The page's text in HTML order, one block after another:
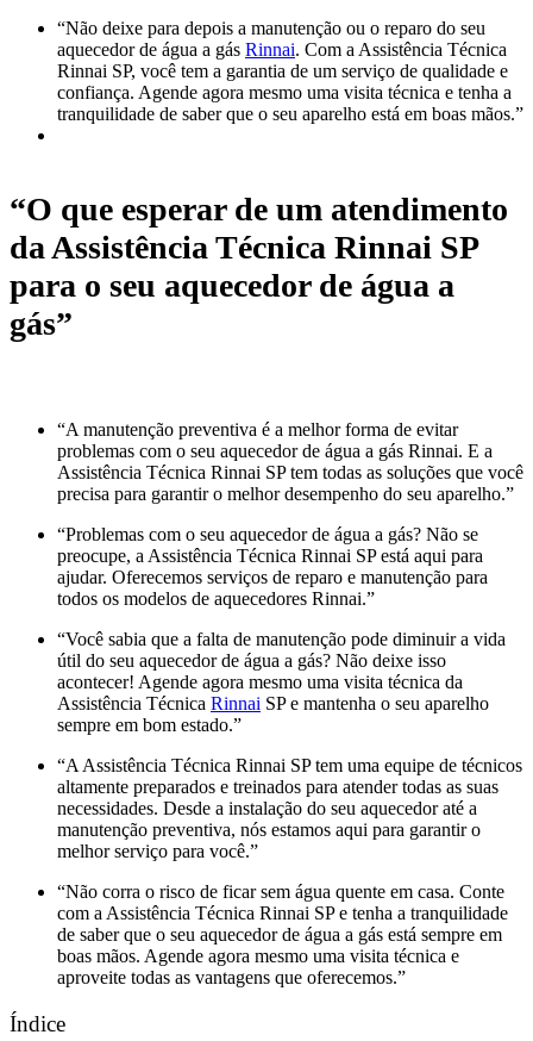
“Não deixe para depois a manutenção ou o reparo do seu
aquecedor de água a gás Rinnai. Com a Assistência Técnica
Rinnai SP, você tem a garantia de um serviço de qualidade e
confiança. Agende agora mesmo uma visita técnica e tenha a
tranquilidade de saber que o seu aparelho está em boas mãos.”
“O que esperar de um atendimento
da Assistência Técnica Rinnai SP
para o seu aquecedor de água a
gás”
“A manutenção preventiva é a melhor forma de evitar
problemas com o seu aquecedor de água a gás Rinnai. E a
Assistência Técnica Rinnai SP tem todas as soluções que você
precisa para garantir o melhor desempenho do seu aparelho.”
“Problemas com o seu aquecedor de água a gás? Não se
preocupe, a Assistência Técnica Rinnai SP está aqui para
ajudar. Oferecemos serviços de reparo e manutenção para
todos os modelos de aquecedores Rinnai.”
“Você sabia que a falta de manutenção pode diminuir a vida
útil do seu aquecedor de água a gás? Não deixe isso
acontecer! Agende agora mesmo uma visita técnica da
Assistência Técnica Rinnai SP e mantenha o seu aparelho
sempre em bom estado.”
“A Assistência Técnica Rinnai SP tem uma equipe de técnicos
altamente preparados e treinados para atender todas as suas
necessidades. Desde a instalação do seu aquecedor até a
manutenção preventiva, nós estamos aqui para garantir o
melhor serviço para você.”
“Não corra o risco de ficar sem água quente em casa. Conte
com a Assistência Técnica Rinnai SP e tenha a tranquilidade
de saber que o seu aquecedor de água a gás está sempre em
boas mãos. Agende agora mesmo uma visita técnica e
aproveite todas as vantagens que oferecemos.”
Índice